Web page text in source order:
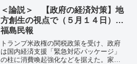
た」とバッサリ。
＜論説＞ 【政府の経済対策】地
方創生の視点で（５月１４日）…
福島民報
トランプ米政権の関税政策を受け、政府
は国内経済支援「緊急対応パッケージ」
の柱に消費喚起強化などを据えた。家計